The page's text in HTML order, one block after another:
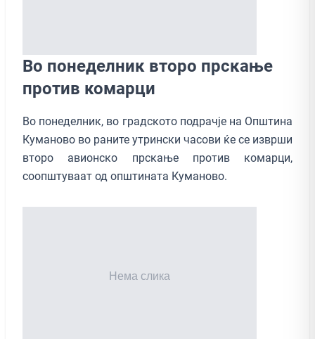
Во понеделник второ прскање
против комарци
Во понеделник, во градското подрачје на Општина
Куманово во раните утрински часови ќе се изврши
второ авионско прскање против комарци,
соопштуваат од општината Куманово.